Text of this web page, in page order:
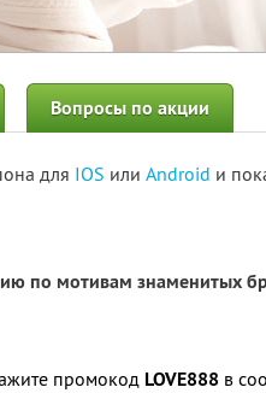
Вопросы по акции
для IOS или Android и
по мотивам знаменитых
промокод LOVE888 в